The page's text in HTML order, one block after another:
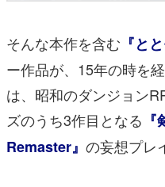
そんな本作を含む 『と
ー作品が、15年の時を
は、昭和のダンジョン
ズのうち3作目となる
Remaster』 の妄想プレ